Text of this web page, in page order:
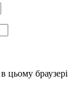
цьому браузері